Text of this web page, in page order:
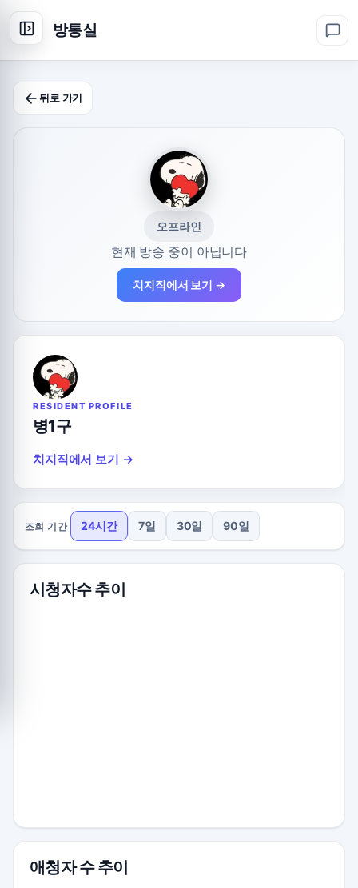
방통실
뒤로 가기
오프라인
현재 방송 중이 아닙니다
치지직에서 보기 →
RESIDENT PROFILE
병1구
치지직에서 보기 →
조회 기간 24시간 7일 30일 90일
시청자수 추이
애청자 수 추이